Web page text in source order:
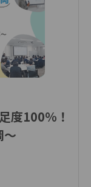
度100％！
～